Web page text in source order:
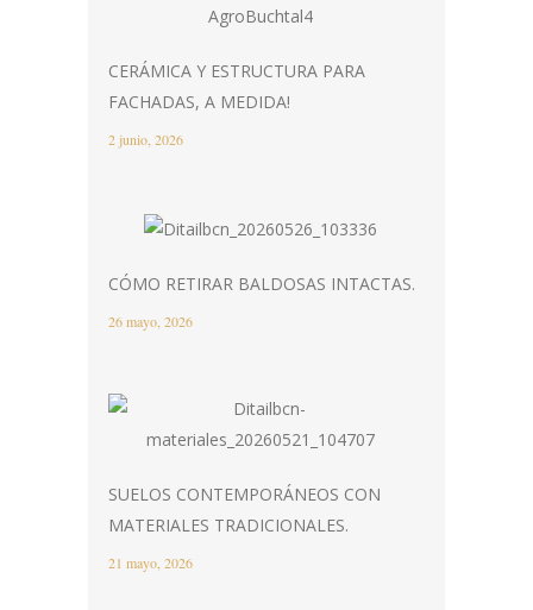
CERÁMICA Y ESTRUCTURA PARA
FACHADAS, A MEDIDA!
2 junio, 2026
CÓMO RETIRAR BALDOSAS INTACTAS.
26 mayo, 2026
SUELOS CONTEMPORÁNEOS CON
MATERIALES TRADICIONALES.
21 mayo, 2026